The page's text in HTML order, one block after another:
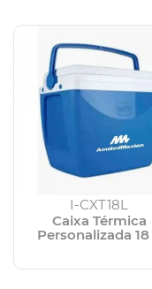
I-CXT18L
Caixa Térmica
Personalizada 18